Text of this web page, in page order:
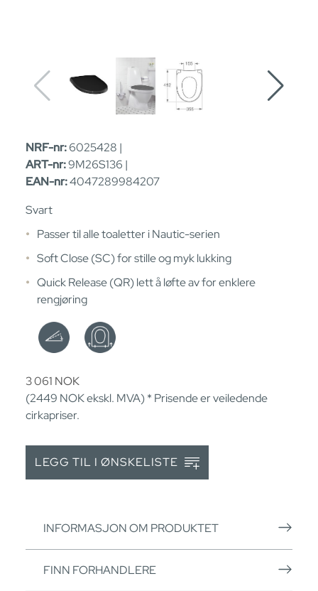
NRF-nr:6025428 |
ART-nr:9M26S136 |
EAN-nr:4047289984207
Svart
Passer til alle toaletter i Nautic-serien
Soft Close (SC) for stille og myk lukking
Quick Release (QR) lett å løfte av for enklere
rengjøring
3 061 NOK
(2449 NOKekskl. MVA) * Prisende er veiledende
cirkapriser.
LEGG TIL I ØNSKELISTE
INFORMASJON OM PRODUKTET
FINN FORHANDLERE